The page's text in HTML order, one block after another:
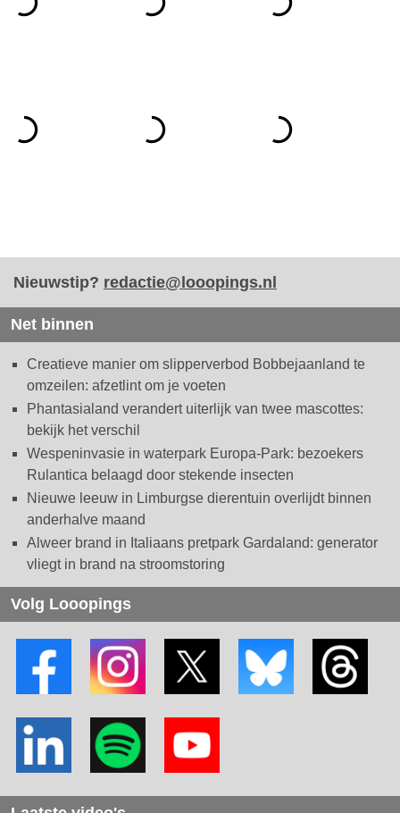
Nieuwstip? redactie@looopings.nl
Net binnen
Creatieve manier om slipperverbod Bobbejaanland te
omzeilen: afzetlint om je voeten
Phantasialand verandert uiterlijk van twee mascottes:
bekijk het verschil
Wespeninvasie in waterpark Europa-Park: bezoekers
Rulantica belaagd door stekende insecten
Nieuwe leeuw in Limburgse dierentuin overlijdt binnen
anderhalve maand
Alweer brand in Italiaans pretpark Gardaland: generator
vliegt in brand na stroomstoring
Volg Looopings